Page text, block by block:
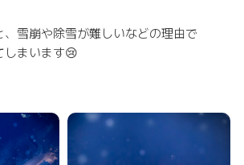
雪崩や除雪が難しいなどの理由で
しまいます😢